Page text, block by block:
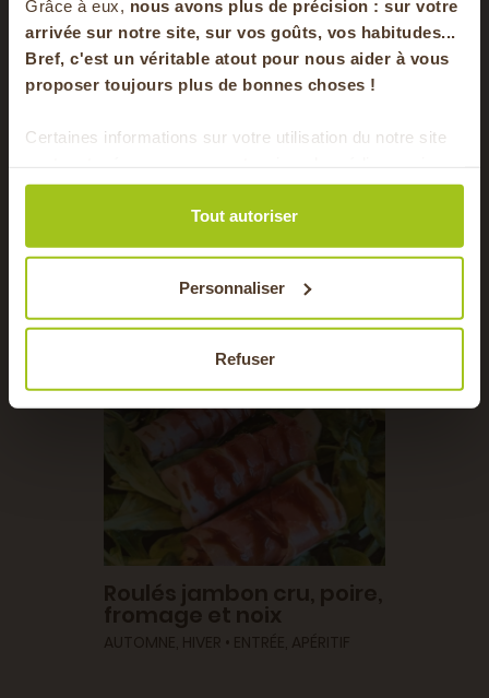
Grâce à eux, nous avons plus de précision : sur votre
arrivée sur notre site, sur vos goûts, vos habitudes...
Bref, c'est un véritable atout pour nous aider à vous
proposer toujours plus de bonnes choses !
Certaines informations sur votre utilisation du notre site
de publicité et d'analyse. Ces données peuvent être
combinées avec d'autres informations que vous leur
avez fournies ou qu'ils ont collectées lors de votre
Tout autoriser
Personnaliser
Refuser
Dégustation
A tartiner, Cru
Affinage
Caves naturelles
avec cet ingrédient
en vous inscrivant à notre newsletter
Pour faire le plein chaque semaine de bons
produits locaux & de saison !